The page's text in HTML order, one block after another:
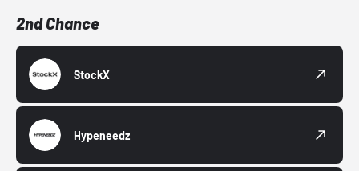
2nd Chance
StockX
Hypeneedz